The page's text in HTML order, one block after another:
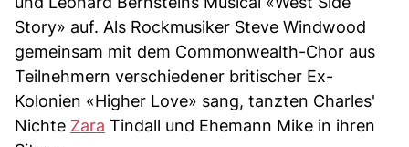
Story» auf. Als Rockmusiker Steve Windwood
gemeinsam mit dem Commonwealth-Chor aus
Teilnehmern verschiedener britischer Ex-
Kolonien «Higher Love» sang, tanzten Charles'
Nichte Zara Tindall und Ehemann Mike in ihren